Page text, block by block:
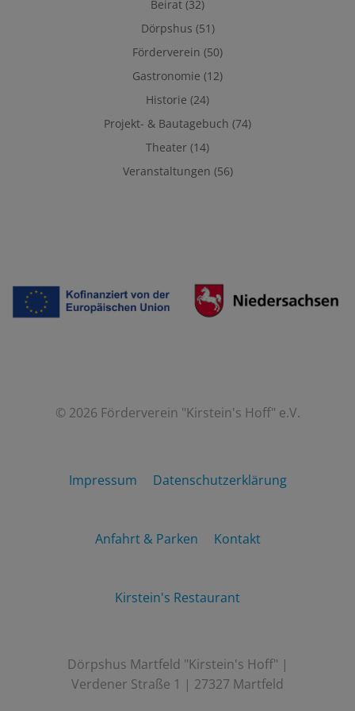
Beirat (32)
Dörpshus (51)
Förderverein (50)
Gastronomie (12)
Historie (24)
Projekt- & Bautagebuch (74)
Theater (14)
Veranstaltungen (56)
© 2026 Förderverein "Kirstein's Hoff" e.V.
Impressum Datenschutzerklärung
Anfahrt & Parken Kontakt
Kirstein's Restaurant
Dörpshus Martfeld "Kirstein's Hoff" |
Verdener Straße 1 | 27327 Martfeld